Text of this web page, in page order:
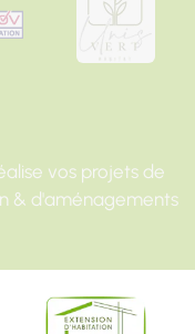
vos projets de
& d'aménagements